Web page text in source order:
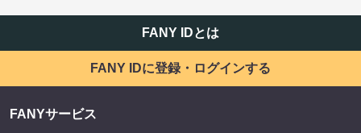
FANY IDとは
FANY IDに登録・ログインする
FANYサービス